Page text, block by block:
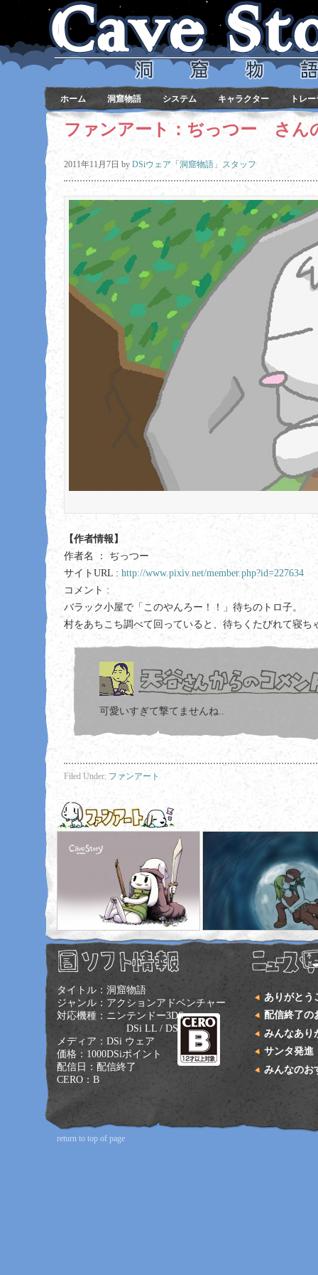
ホーム 洞窟物語 システム キャラクター トレ
ファンアート：ぢっつー さん
2011年11月7日 by DSiウェア「洞窟物語」スタッフ
【作者情報】
作者名 ： ぢっつー
サイトURL : http://www.pixiv.net/member.php?id=227634
コメント :
バラック小屋で「このやんろー！！」待ちのトロ子。
村をあちこち調べて回っていると、待ちくたびれて寝ち
可愛いすぎて撃てませんね..
Filed Under: ファンアート
タイトル：洞窟物語
ジャンル：アクションアドベンチャー
対応機種：ニンテンドー3DS
DSi LL / DSi
メディア：DSi ウェア
価格：1000DSiポイント
配信日：配信終了
CERO：B
ありがとう
配信終了の
みんなあり
サンタ発進
みんなのお
return to top of page